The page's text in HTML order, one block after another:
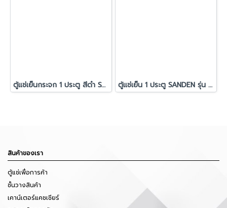
ตู้แช่เย็นกระจก 1 ประตู สีดำ SANDEN รุ่น SPD-0500PLUS ตู้แช่เย็น 1 ประตู SANDEN รุ่น SPD-0500P
สินค้าของเรา
ตู้แช่เพื่อการค้า
ชั้นวางสินค้า
เคาน์เตอร์แคชเชียร์